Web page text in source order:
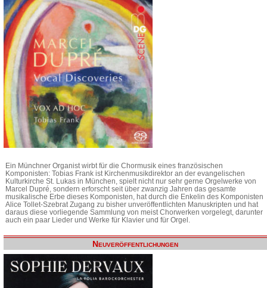
Ein Münchner Organist wirbt für die Chormusik eines französischen
Komponisten: Tobias Frank ist Kirchenmusikdirektor an der evangelischen
Kulturkirche St. Lukas in München, spielt nicht nur sehr gerne Orgelwerke von
Marcel Dupré, sondern erforscht seit über zwanzig Jahren das gesamte
musikalische Erbe dieses Komponisten, hat durch die Enkelin des Komponisten
Alice Tollet-Szebrat Zugang zu bisher unveröffentlichten Manuskripten und hat
daraus diese vorliegende Sammlung von meist Chorwerken vorgelegt, darunter
auch ein paar Lieder und Werke für Klavier und für Orgel.
Neuveröffentlichungen